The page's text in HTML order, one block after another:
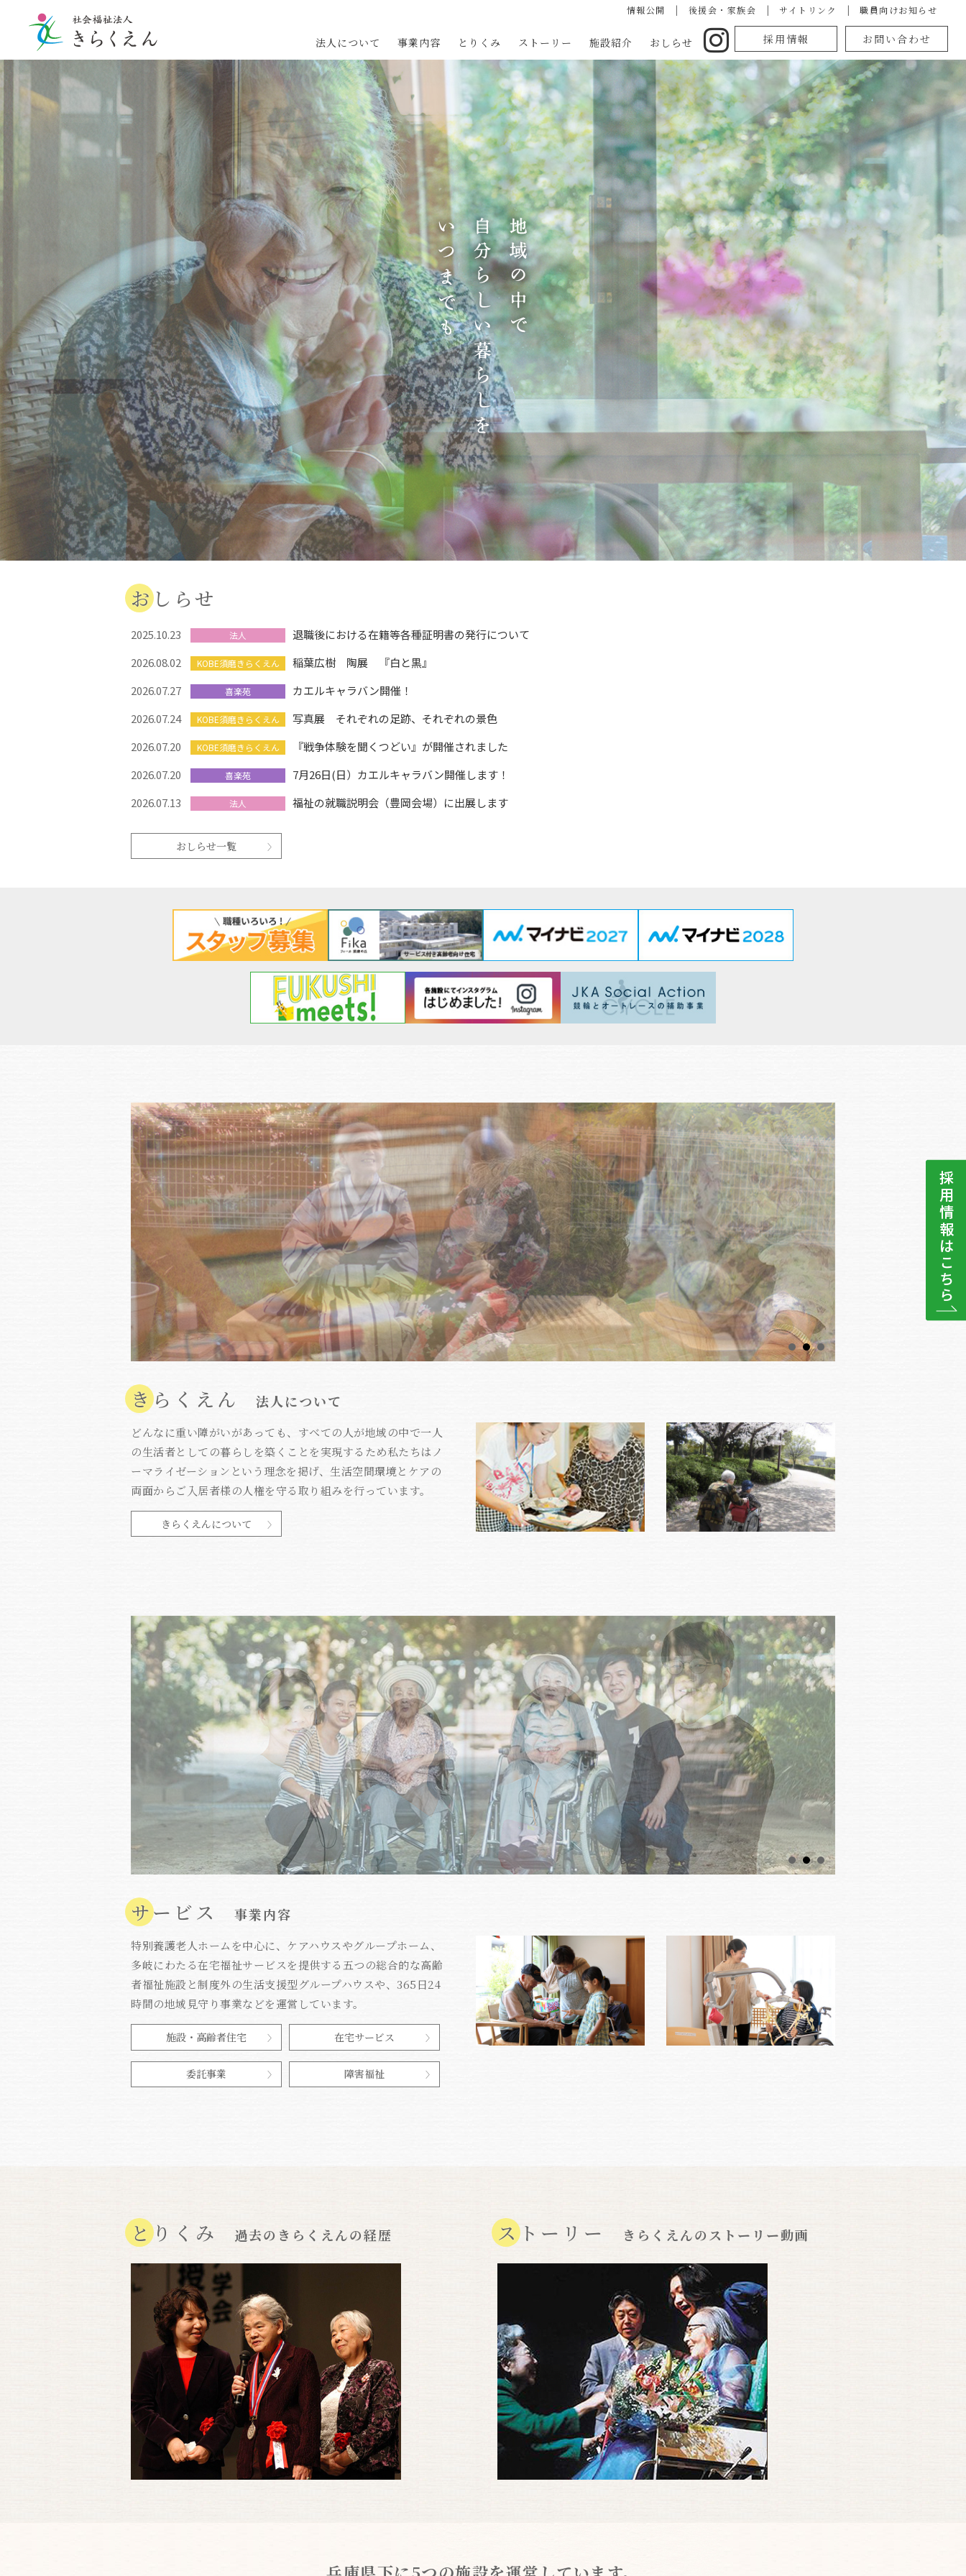
法人について 事業内容 とりくみ ストーリー 施設紹介 おしらせ
情報公開 | 後援会・家族会 | サイトリンク | 職員向けお知らせ
採用情報 お問い合わせ
おしらせ
2025.10.23 法人
退職後における在籍等各種証明書の発行について
2026.08.02
KOBE須磨きらくえん
稲葉広樹 陶展 『白と黒』
2026.07.27
喜楽苑
カエルキャラバン開催！
2026.07.24
KOBE須磨きらくえん
写真展 それぞれの足跡、それぞれの景色
2026.07.20
KOBE須磨きらくえん
『戦争体験を聞くつどい』が開催されました
2026.07.20
喜楽苑
7月26日(日）カエルキャラバン開催します！
2026.07.13
法人 福祉の就職説明会（豊岡会場）に出展します
おしらせ一覧
きらくえん 法人について
どんなに重い障がいがあっても、すべての人が地域の中で一人
の生活者としての暮らしを築くことを実現するため私たちはノ
ーマライゼーションという理念を掲げ、生活空間環境とケアの
両面からご入居者様の人権を守る取り組みを行っています。
きらくえんについて
サービス 事業内容
特別養護老人ホームを中心に、ケアハウスやグループホーム、
多岐にわたる在宅福祉サービスを提供する五つの総合的な高齢
者福祉施設と制度外の生活支援型グループハウスや、365日24
時間の地域見守り事業などを運営しています。
施設・高齢者住宅 在宅サービス
委託事業 障害福祉
とりくみ 過去のきらくえんの経歴 ストーリー きらくえんのストーリー動画